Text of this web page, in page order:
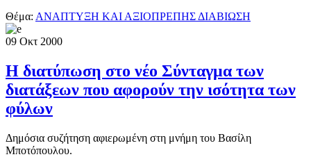
Θέμα: ΑΝΑΠΤΥΞΗ ΚΑΙ ΑΞΙΟΠΡΕΠΗΣ ΔΙΑΒΙΩΣΗ
09 Οκτ 2000
Η διατύπωση στο νέο Σύνταγμα των
διατάξεων που αφορούν την ισότητα των
φύλων
Δημόσια συζήτηση αφιερωμένη στη μνήμη του Βασίλη
Μποτόπουλου.